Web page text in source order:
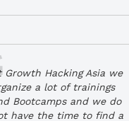
Growth Hacking Asia we
a lot of trainings
Bootcamps and we do
have the time to find a